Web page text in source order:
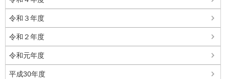
令和３年度
令和２年度
令和元年度
平成30年度